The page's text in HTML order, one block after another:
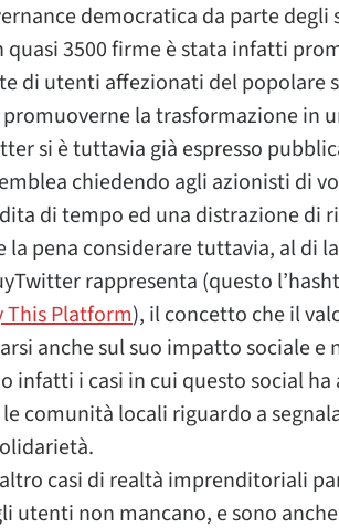
democratica da parte degli
quasi 3500 firme è stata infatti
di utenti affezionati del popolare
la trasformazione in
si è tuttavia già espresso
chiedendo agli azionisti di
di tempo ed una distrazione di
la pena considerare tuttavia, al di
rappresenta (questo
This Platform), il concetto che il
anche sul suo impatto sociale
infatti i casi in cui questo social
comunità locali riguardo a
casi di realtà imprenditoriali
utenti non mancano, e sono